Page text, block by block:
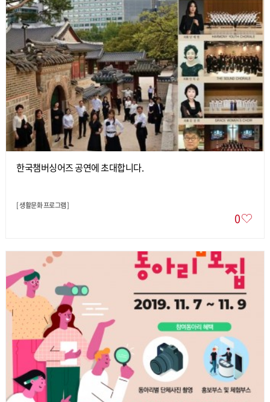
한국챔버싱어즈 공연에 초대합니다.
[생활문화 프로그램]
0